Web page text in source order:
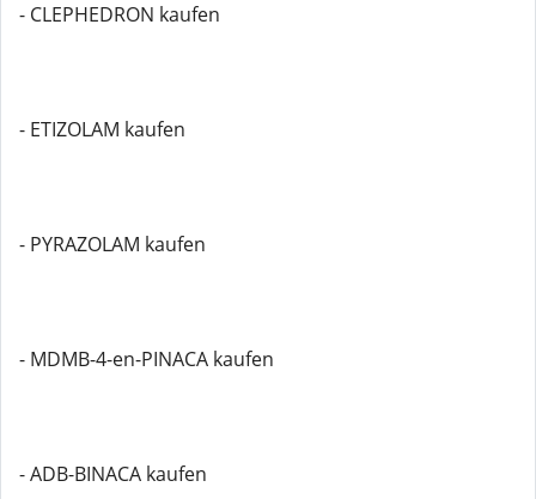
- CLEPHEDRON kaufen
- ETIZOLAM kaufen
- PYRAZOLAM kaufen
- MDMB-4-en-PINACA kaufen
- ADB-BINACA kaufen